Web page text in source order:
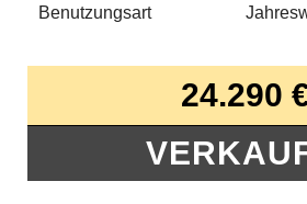
Benutzungsart
24.290